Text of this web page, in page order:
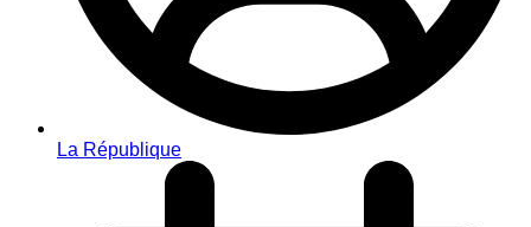
La République